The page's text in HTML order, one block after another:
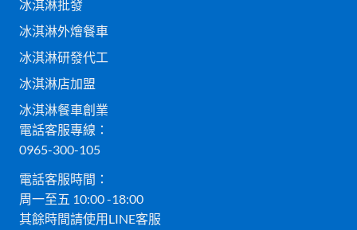
冰淇淋批發
冰淇淋外燴餐車
冰淇淋研發代工
冰淇淋店加盟
冰淇淋餐車創業
電話客服專線：
0965-300-105
電話客服時間：
周一至五 10:00 -18:00
其餘時間請使用LINE客服